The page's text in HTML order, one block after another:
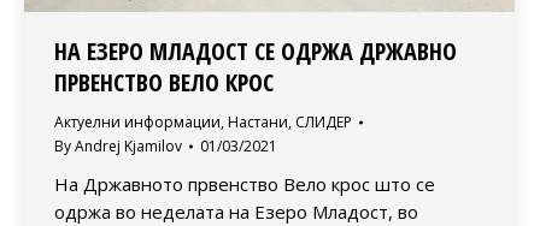
НА ЕЗЕРО МЛАДОСТ СЕ ОДРЖА ДРЖАВНО
ПРВЕНСТВО ВЕЛО КРОС
Актуелни информации, Настани, СЛИДЕР
ByAndrej Kjamilov 01/03/2021
На Државното првенство Вело крос што се
одржа во неделата на Езеро Младост, во